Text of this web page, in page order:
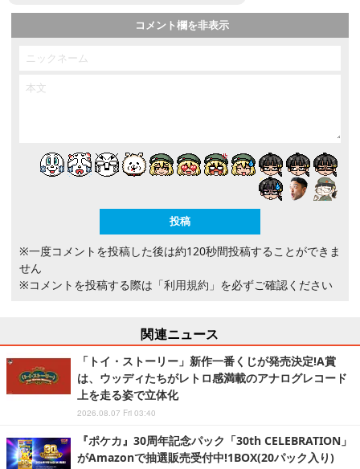
コメント欄を非表示
※一度コメントを投稿した後は約120秒間投稿することができま
せん
※コメントを投稿する際は 「利用規約」 を必ずご確認ください
関連ニュース
「トイ・ストーリー」新作一番くじが発売決定!A賞
は、ウッディたちがレトロ感満載のアナログレコード
上を走る姿で立体化
2026.08.07 Fri 03:40
『ポケカ』30周年記念パック「30th CELEBRATION」
がAmazonで抽選販売受付中!1BOX(20パック入り)